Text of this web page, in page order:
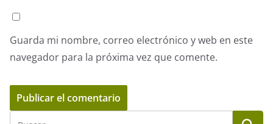
Guarda mi nombre, correo electrónico y web en este
navegador para la próxima vez que comente.